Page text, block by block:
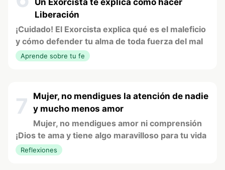
Un Exorcista te explica como hacer
Liberación
¡Cuidado! El Exorcista explica qué es el maleficio
y cómo defender tu alma de toda fuerza del mal
Aprende sobre tu fe
7
Mujer, no mendigues la atención de nadie
y mucho menos amor
Mujer, no mendigues amor ni comprensión
¡Dios te ama y tiene algo maravilloso para tu vida
Reflexiones